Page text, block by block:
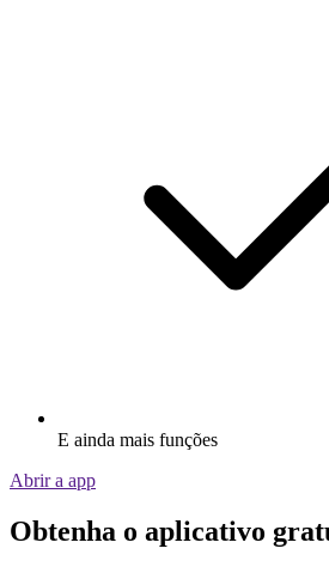
E ainda mais funções
Abrir a app
Obtenha o aplicativo